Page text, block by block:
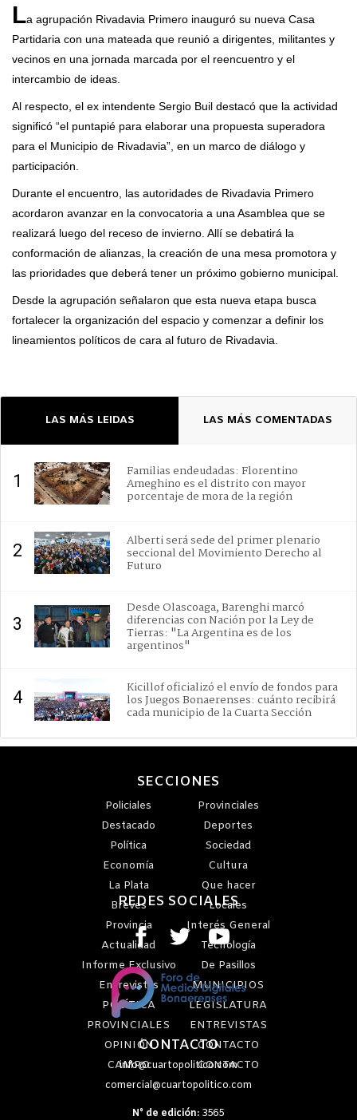
La agrupación Rivadavia Primero inauguró su nueva Casa
Partidaria con una mateada que reunió a dirigentes, militantes y
vecinos en una jornada marcada por el reencuentro y el
intercambio de ideas.
Al respecto, el ex intendente Sergio Buil destacó que la actividad
significó “el puntapié para elaborar una propuesta superadora
para el Municipio de Rivadavia”, en un marco de diálogo y
participación.
Durante el encuentro, las autoridades de Rivadavia Primero
acordaron avanzar en la convocatoria a una Asamblea que se
realizará luego del receso de invierno. Allí se debatirá la
conformación de alianzas, la creación de una mesa promotora y
las prioridades que deberá tener un próximo gobierno municipal.
Desde la agrupación señalaron que esta nueva etapa busca
fortalecer la organización del espacio y comenzar a definir los
lineamientos políticos de cara al futuro de Rivadavia.
LAS MÁS LEIDAS LAS MÁS COMENTADAS
1 Familias endeudadas: Florentino
Ameghino es el distrito con mayor
porcentaje de mora de la región
2 Alberti será sede del primer plenario
seccional del Movimiento Derecho al
Futuro
3
Desde Olascoaga, Barenghi marcó
diferencias con Nación por la Ley de
Tierras: "La Argentina es de los
argentinos"
4 Kicillof oficializó el envío de fondos para
los Juegos Bonaerenses: cuánto recibirá
cada municipio de la Cuarta Sección
SECCIONES
Policiales
Provinciales
Destacado
Deportes
Política
Sociedad
Economía
Cultura
La Plata
Que hacer
Breves
Locales
Provincia
Interés General
Actualidad
Tecnología
Informe Exclusivo
De Pasillos
Entrevistas
MUNICIPIOS
POLÍTICA
LEGISLATURA
PROVINCIALES
ENTREVISTAS
OPINIÓN
CONTACTO
CAMPO
CONTACTO
REDES SOCIALES
CONTACTO
info@cuartopolitico.com
comercial@cuartopolitico.com
N° de edición: 3565